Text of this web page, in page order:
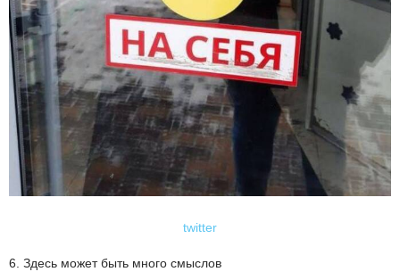
twitter
6. Здесь может быть много смыслов